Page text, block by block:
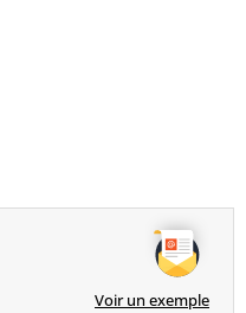
Voir un exemple